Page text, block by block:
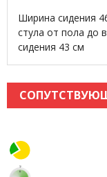
Ширина сидения
стула от пола до
сидения 43 см